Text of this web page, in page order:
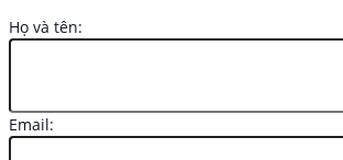
Họ và tên:
Email: